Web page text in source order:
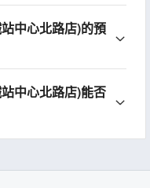
中心北路店)的預
中心北路店)能否